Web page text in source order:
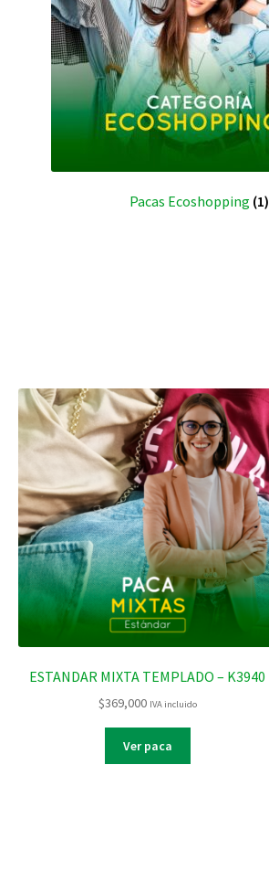
Pacas Ecoshopping (1)
ESTANDAR MIXTA TEMPLADO – K3940
$369,000 IVA incluido
Ver paca